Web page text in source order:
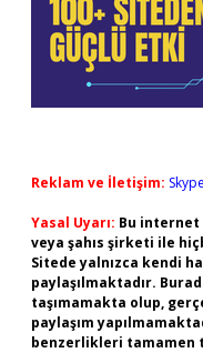
Reklam ve İletişim:
Yasal Uyarı: Bu
veya şahıs şirketi ile
Sitede yalnızca kendi
paylaşılmaktadır.
taşımamakta olup,
paylaşım
benzerlikleri tamamen